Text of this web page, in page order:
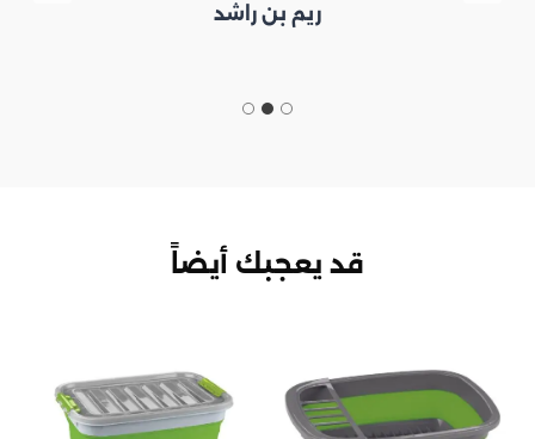
ريم بن راشد
قد يعجبك أيضاً